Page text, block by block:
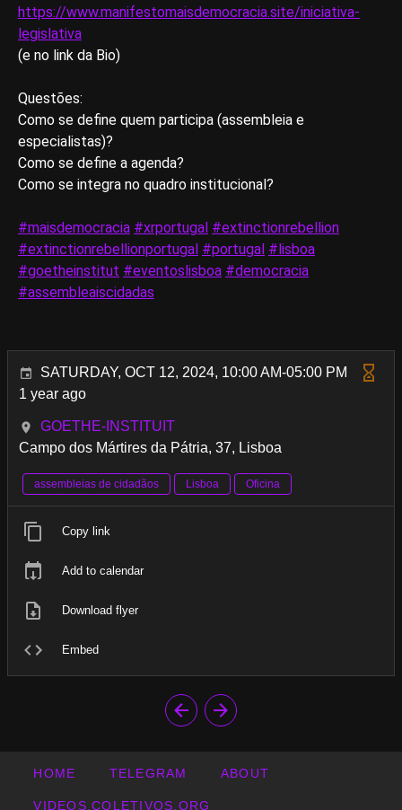
https://www.manifestomaisdemocracia.site/iniciativa-
legislativa
(e no link da Bio)
Questões:
Como se define quem participa (assembleia e
especialistas)?
Como se define a agenda?
Como se integra no quadro institucional?
#maisdemocracia #xrportugal #extinctionrebellion
#extinctionrebellionportugal #portugal #lisboa
#goetheinstitut #eventoslisboa #democracia
#assembleaiscidadas
SATURDAY, OCT 12, 2024, 10:00 AM-05:00 PM
1 year ago
GOETHE-INSTITUIT
Campo dos Mártires da Pátria, 37, Lisboa
assembleias de cidadãos Lisboa Oficina
Copy link
Add to calendar
Download flyer
Embed
HOME TELEGRAM ABOUT
VIDEOS.COLETIVOS.ORG